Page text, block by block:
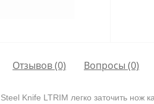
Отзывов (0) Вопросы (0)
Knife LTRIM легко заточить нож